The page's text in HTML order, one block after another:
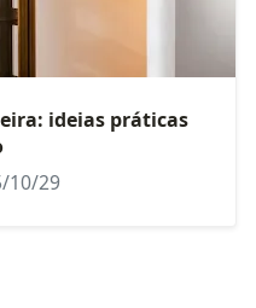
ideias práticas
10/29